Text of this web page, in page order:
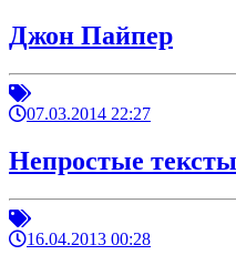
Джон Пайпер
07.03.2014 22:27
Непростые
16.04.2013 00:28